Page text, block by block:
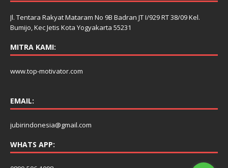
Jl. Tentara Rakyat Mataram No 9B Badran JT I/929 RT 38/09 Kel.
Bumijo, Kec Jetis Kota Yogyakarta 55231
MITRA KAMI:
www.top-motivator.com
EMAIL:
jubirindonesia@gmail.com
WHATS APP: